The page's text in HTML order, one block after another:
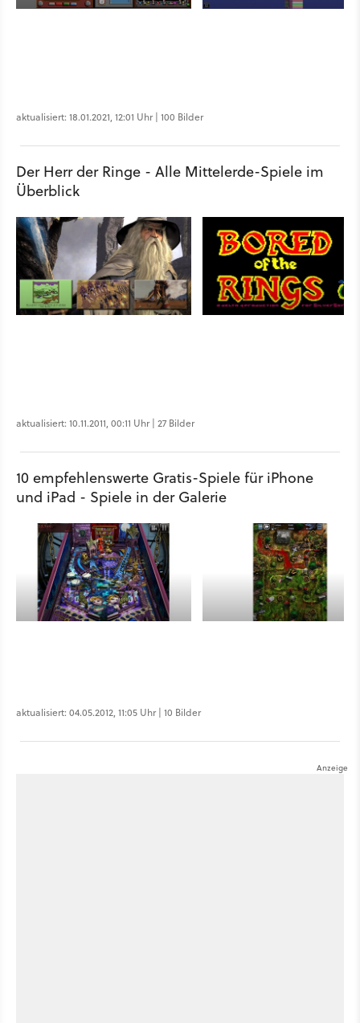
aktualisiert: 18.01.2021, 12:01 Uhr | 100 Bilder
Der Herr der Ringe - Alle Mittelerde-Spiele im
Überblick
aktualisiert: 10.11.2011, 00:11 Uhr | 27 Bilder
10 empfehlenswerte Gratis-Spiele für iPhone
und iPad - Spiele in der Galerie
aktualisiert: 04.05.2012, 11:05 Uhr | 10 Bilder